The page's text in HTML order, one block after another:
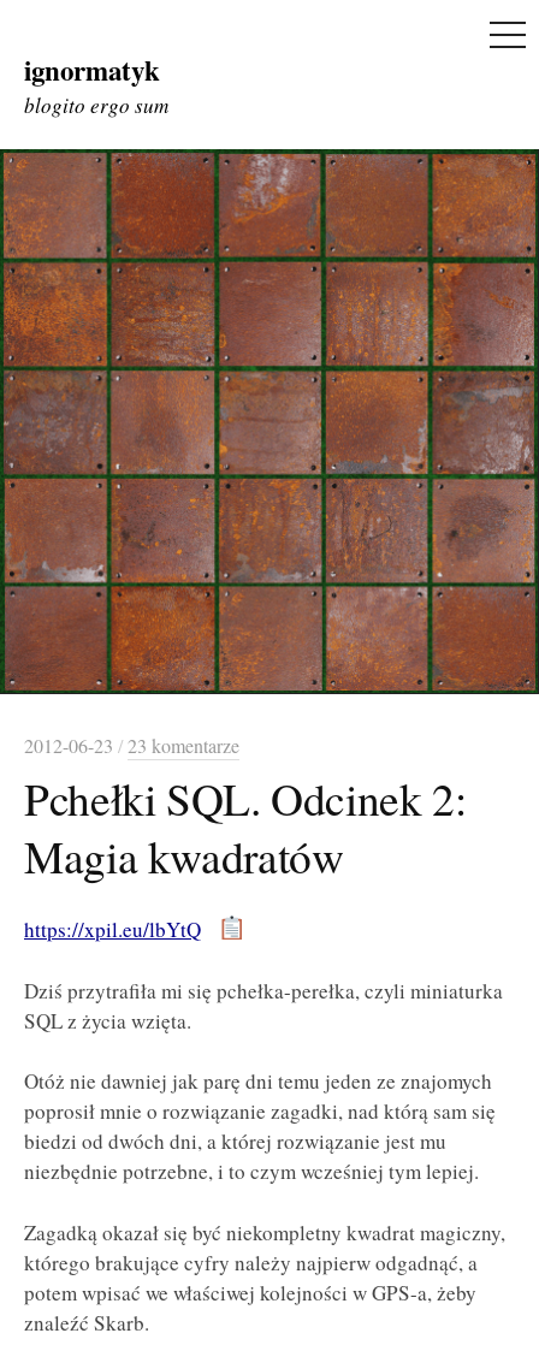
Skip
to
ignormatyk
blogito ergo sum
2012-06-23 /23 komentarze
Pchełki SQL. Odcinek 2:
Magia kwadratów
https://xpil.eu/lbYtQ
Dziś przytrafiła mi się pchełka-perełka, czyli miniaturka
SQL z życia wzięta.
Otóż nie dawniej jak parę dni temu jeden ze znajomych
poprosił mnie o rozwiązanie zagadki, nad którą sam się
biedzi od dwóch dni, a której rozwiązanie jest mu
niezbędnie potrzebne, i to czym wcześniej tym lepiej.
Zagadką okazał się być niekompletny kwadrat magiczny,
którego brakujące cyfry należy najpierw odgadnąć, a
potem wpisać we właściwej kolejności w GPS-a, żeby
znaleźć Skarb.